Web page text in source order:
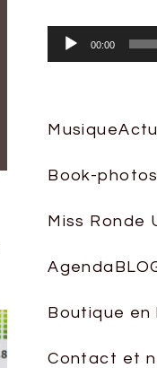
00:00
Musique
Book-photos
Miss Ronde
Agenda
Boutique en
Contact et